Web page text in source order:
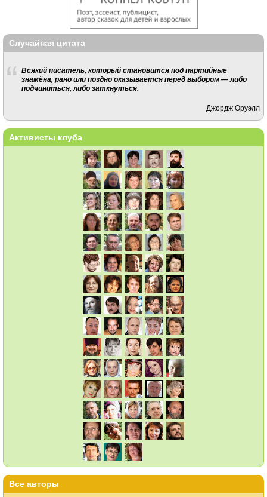
Случайная цитата
Всякий писатель, который становится под партийные
знамёна, рано или поздно оказывается перед выбором — либо
подчиниться, либо заткнуться.
Джордж Оруэлл
Активисты клуба
Все авторы